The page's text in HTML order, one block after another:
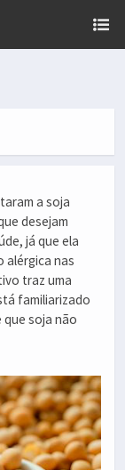
a soja
desejam
já que ela
alérgica nas
traz uma
familiarizado
que soja não